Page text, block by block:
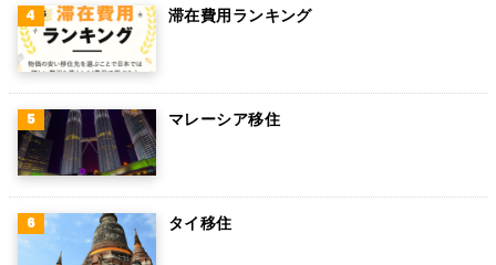
ボリビア
カンボジア
オーストリア
ロシア
ミャンマー
アイルランド
滞在費用ランキング
マレーシア移住
タイ移住